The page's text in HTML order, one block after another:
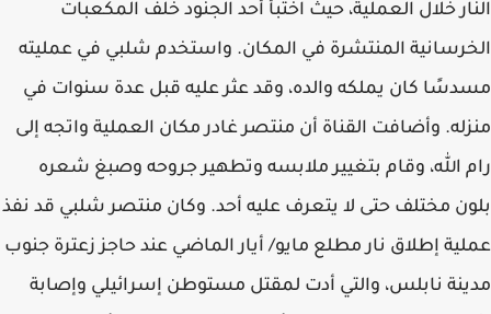
النار خلال العملية، حيث اختبأ أحد الجنود خلف المكعبات
الخرسانية المنتشرة في المكان. واستخدم شلبي في عمليته
مسدسًا كان يملكه والده، وقد عثر عليه قبل عدة سنوات في
منزله. وأضافت القناة أن منتصر غادر مكان العملية واتجه إلى
رام الله، وقام بتغيير ملابسه وتطهير جروحه وصبغ شعره
بلون مختلف حتى لا يتعرف عليه أحد. وكان منتصر شلبي قد نفذ
عملية إطلاق نار مطلع مايو/ أيار الماضي عند حاجز زعترة جنوب
مدينة نابلس، والتي أدت لمقتل مستوطن إسرائيلي وإصابة